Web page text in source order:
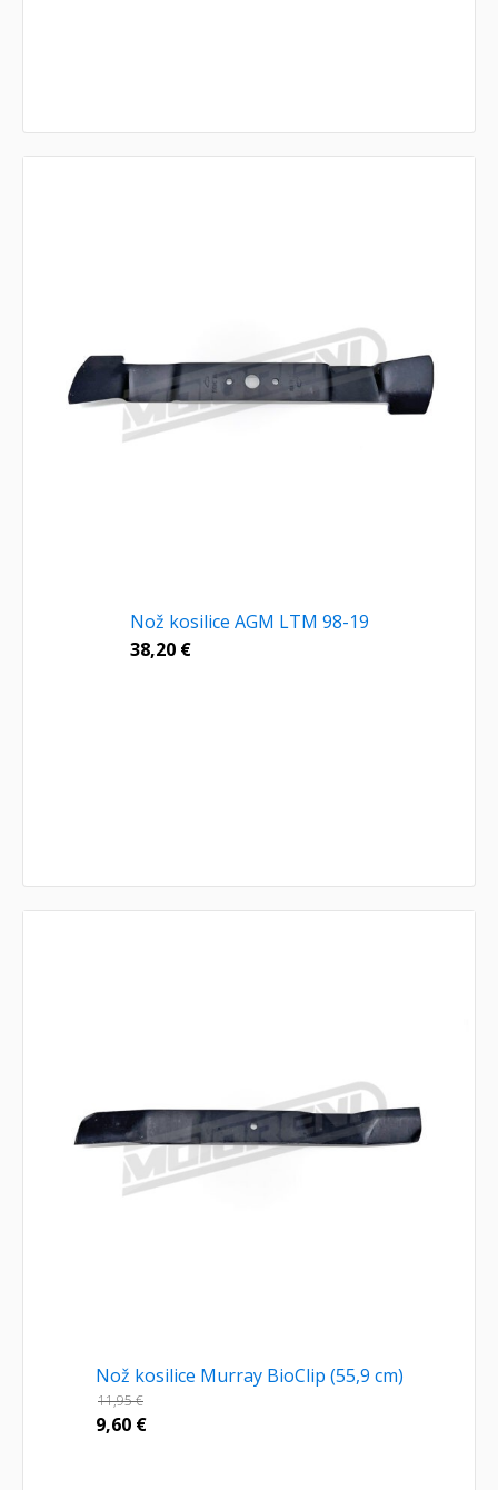
Nož kosilice AGM LTM 98-19
38,20 €
Nož kosilice Murray BioClip (55,9 cm)
11,95€
9,60 €